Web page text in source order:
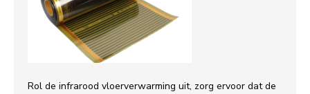
Rol de infrarood vloerverwarming uit, zorg ervoor dat de